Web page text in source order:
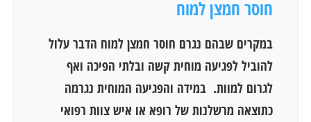
חוסר חמצן למוח
במקרים שבהם נגרם חוסר חמצן למוח הדבר עלול
להוביל לפגיעה מוחית קשה ובלתי הפיכה ואף
לגרום למוות. במידה והפגיעה המוחית נגרמה
כתוצאה מרשלנות של רופא או איש צוות רפואי